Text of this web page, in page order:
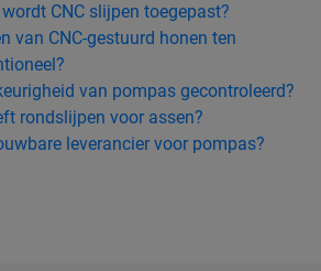
CNC slijpen toegepast?
van CNC-gestuurd honen ten
van pompas gecontroleerd?
rondslijpen voor assen?
leverancier voor pompas?